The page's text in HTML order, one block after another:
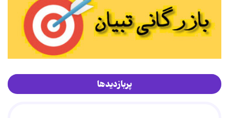
پربازدیدها